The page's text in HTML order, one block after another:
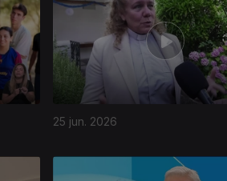
25 jun. 2026